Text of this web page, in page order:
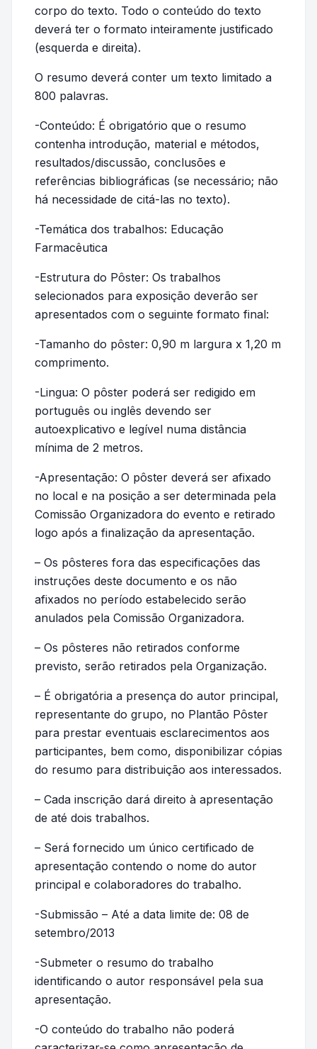
corpo do texto. Todo o conteúdo do texto
deverá ter o formato inteiramente justificado
(esquerda e direita).
O resumo deverá conter um texto limitado a
800 palavras.
-Conteúdo: É obrigatório que o resumo
contenha introdução, material e métodos,
resultados/discussão, conclusões e
referências bibliográficas (se necessário; não
há necessidade de citá-las no texto).
-Temática dos trabalhos: Educação
Farmacêutica
-Estrutura do Pôster: Os trabalhos
selecionados para exposição deverão ser
apresentados com o seguinte formato final:
-Tamanho do pôster: 0,90 m largura x 1,20 m
comprimento.
-Lingua: O pôster poderá ser redigido em
português ou inglês devendo ser
autoexplicativo e legível numa distância
mínima de 2 metros.
-Apresentação: O pôster deverá ser afixado
no local e na posição a ser determinada pela
Comissão Organizadora do evento e retirado
logo após a finalização da apresentação.
– Os pôsteres fora das especificações das
instruções deste documento e os não
afixados no período estabelecido serão
anulados pela Comissão Organizadora.
– Os pôsteres não retirados conforme
previsto, serão retirados pela Organização.
– É obrigatória a presença do autor principal,
representante do grupo, no Plantão Pôster
para prestar eventuais esclarecimentos aos
participantes, bem como, disponibilizar cópias
do resumo para distribuição aos interessados.
– Cada inscrição dará direito à apresentação
de até dois trabalhos.
– Será fornecido um único certificado de
apresentação contendo o nome do autor
principal e colaboradores do trabalho.
-Submissão – Até a data limite de: 08 de
setembro/2013
-Submeter o resumo do trabalho
identificando o autor responsável pela sua
apresentação.
-O conteúdo do trabalho não poderá